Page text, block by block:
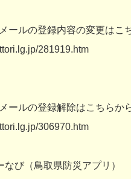
ールの登録内容の変更はこ
281919.htm
ールの登録解除はこちらか
306970.htm
び（鳥取県防災アプリ）